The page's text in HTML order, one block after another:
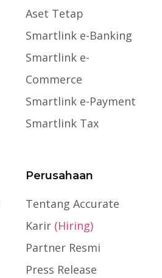
Aset Tetap
Smartlink e-Banking
Smartlink e-
Commerce
Smartlink e-Payment
Smartlink Tax
Perusahaan
Tentang Accurate
Karir (Hiring)
Partner Resmi
Press Release